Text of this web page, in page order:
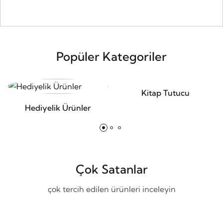
Popüler Kategoriler
Hediyelik Ürünler
Kitap Tutucu
Çok Satanlar
çok tercih edilen ürünleri inceleyin